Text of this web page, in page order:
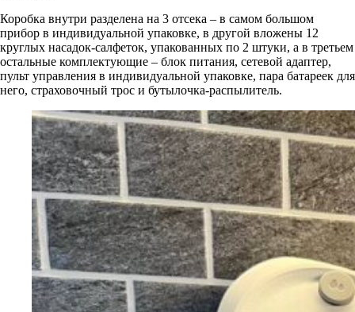
Коробка внутри разделена на 3 отсека – в самом большом
прибор в индивидуальной упаковке, в другой вложены 12
круглых насадок-салфеток, упакованных по 2 штуки, а в третьем
остальные комплектующие – блок питания, сетевой адаптер,
пульт управления в индивидуальной упаковке, пара батареек для
него, страховочный трос и бутылочка-распылитель.